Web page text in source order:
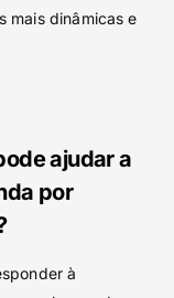
mais dinâmicas e
ajudar a
por
à